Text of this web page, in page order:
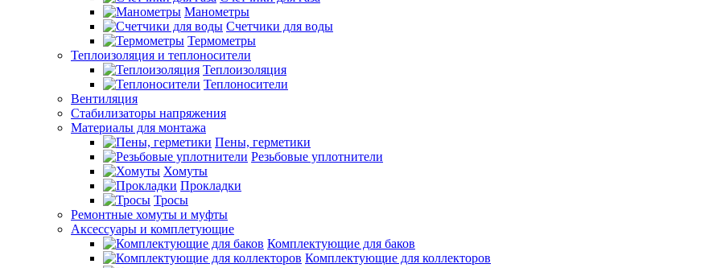
Манометры
Счетчики для воды
Термометры
Теплоизоляция и теплоносители
Теплоизоляция
Теплоносители
Вентиляция
Стабилизаторы напряжения
Материалы для монтажа
Пены, герметики
Резьбовые уплотнители
Хомуты
Прокладки
Тросы
Ремонтные хомуты и муфты
Аксессуары и комплетующие
Комплектующие для баков
Комплектующие для коллекторов